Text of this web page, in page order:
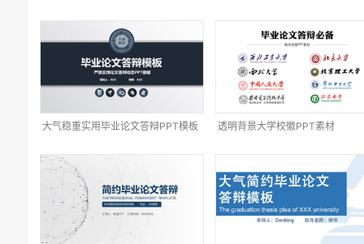
大气稳重实用毕业论文答辩PPT模板 透明背景大学校徽PPT素材